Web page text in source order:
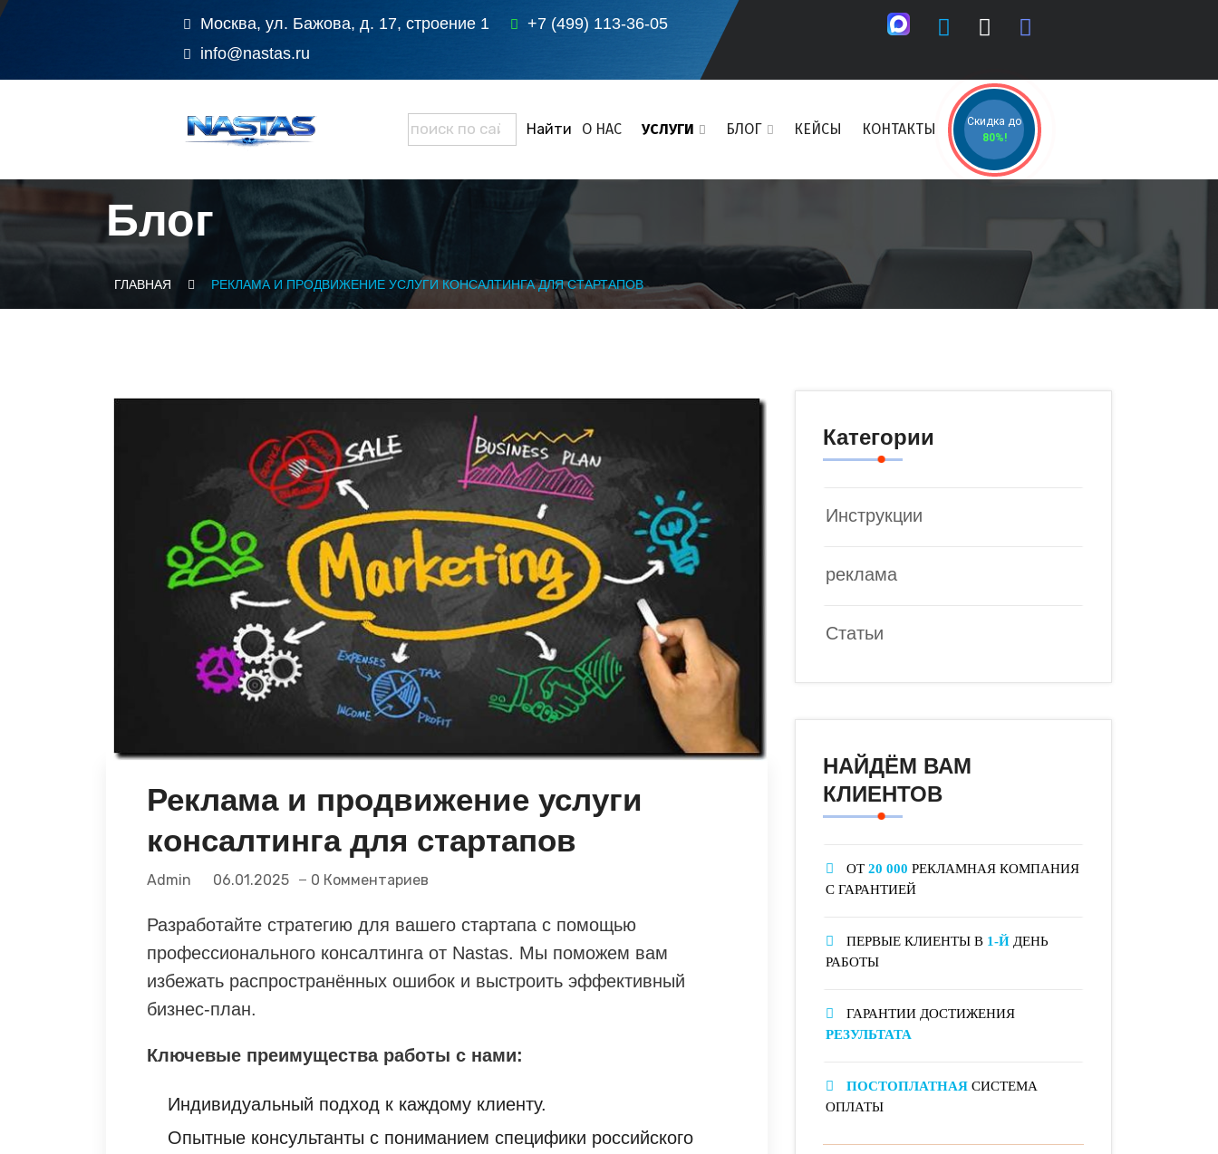
Москва, ул. Бажова, д. 17, строение 1
+7 (499) 113-36-05
info@nastas.ru
О НАС УСЛУГИ БЛОГ КЕЙСЫ КОНТАКТЫ
Скидка до
80%!
Блог
ГЛАВНАЯ РЕКЛАМА И ПРОДВИЖЕНИЕ УСЛУГИ КОНСАЛТИНГА ДЛЯ СТАРТАПОВ
Реклама и продвижение услуги
консалтинга для стартапов
Admin 06.01.2025 0 Комментариев
Разработайте стратегию для вашего стартапа с помощью
профессионального консалтинга от Nastas. Мы поможем вам
избежать распространённых ошибок и выстроить эффективный
бизнес-план.
Ключевые преимущества работы с нами:
Индивидуальный подход к каждому клиенту.
Опытные консультанты с пониманием специфики российского
Категории
Инструкции
реклама
Статьи
НАЙДЁМ ВАМ
КЛИЕНТОВ
ОТ 20 000 РЕКЛАМНАЯ КОМПАНИЯ
С ГАРАНТИЕЙ
ПЕРВЫЕ КЛИЕНТЫ В 1-Й ДЕНЬ
РАБОТЫ
ГАРАНТИИ ДОСТИЖЕНИЯ
РЕЗУЛЬТАТА
ПОСТОПЛАТНАЯ СИСТЕМА
ОПЛАТЫ